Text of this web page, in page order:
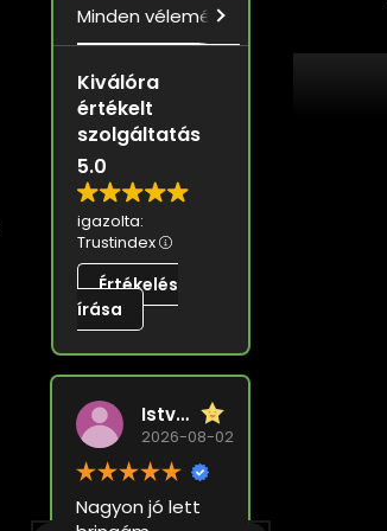
Minden vélemény
Kiválóra
értékelt
szolgáltatás
5.0
igazolta:
Trustindex
Értékelés
írása
Vélemény összefoglaló
129 vélemény alapján
István Varga
2026-08-02
Nagyon jó lett